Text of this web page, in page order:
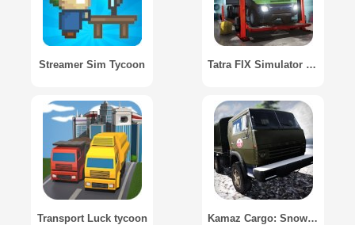
Streamer Sim Tycoon Tatra FIX Simulator 2016
Transport Luck tycoon Kamaz Cargo: Snow Zone